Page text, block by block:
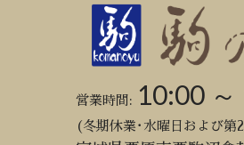
営業時間: 10:00
(冬期休業･水曜日および第